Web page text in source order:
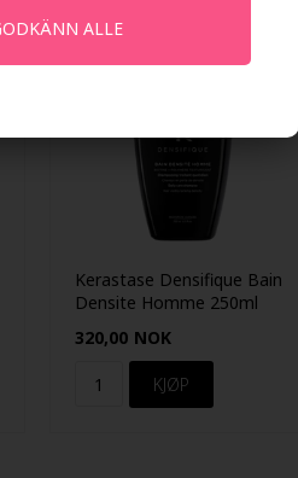
Kerastase Densifique Bain
Densite Homme 250ml
320,00 NOK